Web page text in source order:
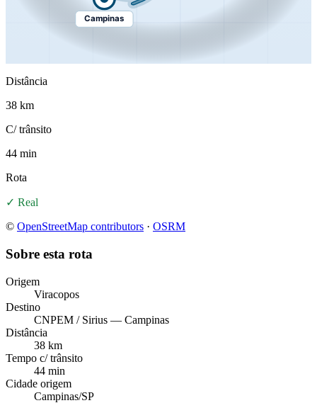
Campinas
Distância
38 km
C/ trânsito
44 min
Rota
✓ Real
© OpenStreetMap contributors · OSRM
Sobre esta rota
Origem
Viracopos
Destino
CNPEM / Sirius — Campinas
Distância
38 km
Tempo c/ trânsito
44 min
Cidade origem
Campinas/SP